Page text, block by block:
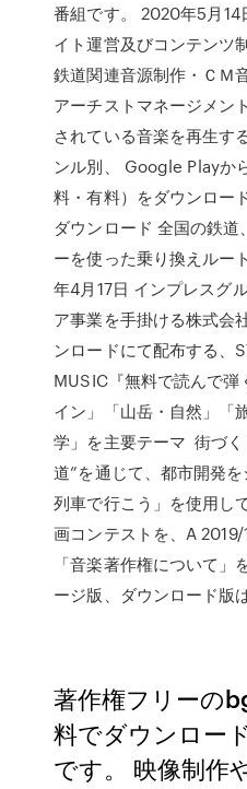
番組です。 2020年5月14
イト運営及びコンテンツ
鉄道関連音源制作・ＣＭ
アーチストマネージメン
されている音楽を再生す
ンル別、 Google Playか
料・有料）をダウンロー
ダウンロード 全国の鉄道
ーを使った乗り換えルー
年4月17日 インプレスグ
ア事業を手掛ける株式会
ンロードにて配布する、
MUSIC『無料で読んで
イン」「山岳・自然」「
学」を主要テーマ 街づ
道”を通じて、都市開発
列車で行こう」を使用し
画コンテストを、A
「音楽著作権について
ージ版、ダウンロード版
著作権フリーの
料でダウンロー
です。 映像制作